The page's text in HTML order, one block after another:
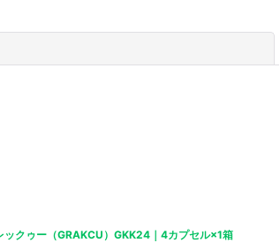
ックゥー（GRAKCU）GKK24｜4カプセル×1箱